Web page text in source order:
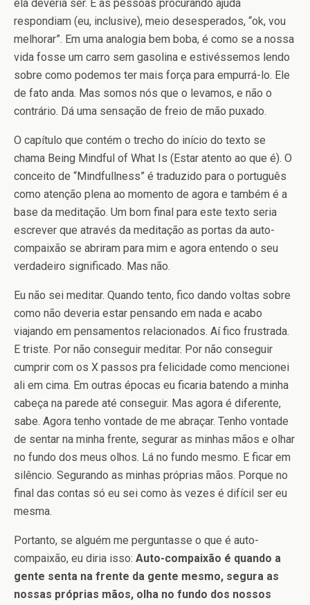
ela deveria ser. E as pessoas procurando ajuda
respondiam (eu, inclusive), meio desesperados, “ok, vou
melhorar”. Em uma analogia bem boba, é como se a nossa
vida fosse um carro sem gasolina e estivéssemos lendo
sobre como podemos ter mais força para empurrá-lo. Ele
de fato anda. Mas somos nós que o levamos, e não o
contrário. Dá uma sensação de freio de mão puxado.
O capítulo que contém o trecho do início do texto se
chama Being Mindful of What Is (Estar atento ao que é). O
conceito de “Mindfullness” é traduzido para o português
como atenção plena ao momento de agora e também é a
base da meditação. Um bom final para este texto seria
escrever que através da meditação as portas da auto-
compaixão se abriram para mim e agora entendo o seu
verdadeiro significado. Mas não.
Eu não sei meditar. Quando tento, fico dando voltas sobre
como não deveria estar pensando em nada e acabo
viajando em pensamentos relacionados. Aí fico frustrada.
E triste. Por não conseguir meditar. Por não conseguir
cumprir com os X passos pra felicidade como mencionei
ali em cima. Em outras épocas eu ficaria batendo a minha
cabeça na parede até conseguir. Mas agora é diferente,
sabe. Agora tenho vontade de me abraçar. Tenho vontade
de sentar na minha frente, segurar as minhas mãos e olhar
no fundo dos meus olhos. Lá no fundo mesmo. E ficar em
silêncio. Segurando as minhas próprias mãos. Porque no
final das contas só eu sei como às vezes é difícil ser eu
mesma.
Portanto, se alguém me perguntasse o que é auto-
compaixão, eu diria isso: Auto-compaixão é quando a
gente senta na frente da gente mesmo, segura as
nossas próprias mãos, olha no fundo dos nossos